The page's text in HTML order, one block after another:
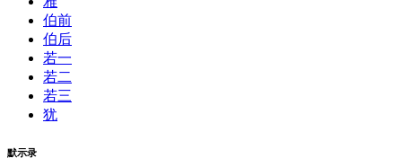
伯前
伯后
若一
若二
若三
犹
默示录